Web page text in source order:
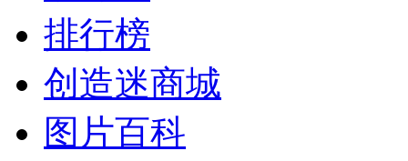
排行榜
创造迷商城
图片百科